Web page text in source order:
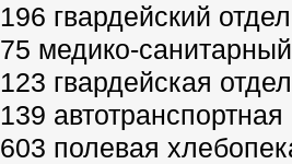
196 гвардейский
75 медико-
123 гвардейская
139 автотранспортная
603 полевая